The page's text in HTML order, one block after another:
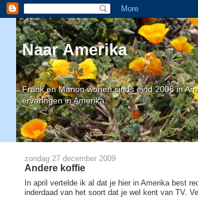
Naar Amerika
Frank en Manon wonen sinds eind 2008 in
ervaringen in Amerika.
zondag 27 december 2009
Andere koffie
In april vertelde ik al dat je hier in Amerika best
inderdaad van het soort dat je wel kent van TV.